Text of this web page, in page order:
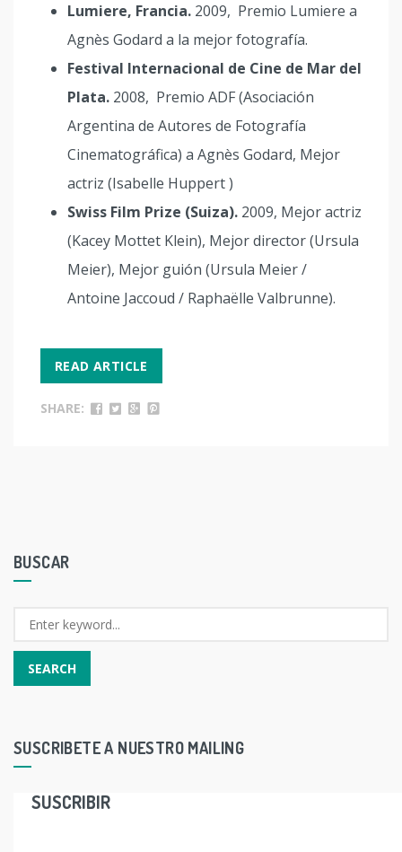
Lumiere, Francia. 2009, Premio Lumiere a
Agnès Godard a la mejor fotografía.
Festival Internacional de Cine de Mar del
Plata. 2008, Premio ADF (Asociación
Argentina de Autores de Fotografía
Cinematográfica) a Agnès Godard, Mejor
actriz (Isabelle Huppert )
Swiss Film Prize (Suiza). 2009, Mejor actriz
(Kacey Mottet Klein), Mejor director (Ursula
Meier), Mejor guión (Ursula Meier /
Antoine Jaccoud / Raphaëlle Valbrunne).
READ ARTICLE
SHARE:
BUSCAR
SUSCRIBETE A NUESTRO MAILING
SUSCRIBIR